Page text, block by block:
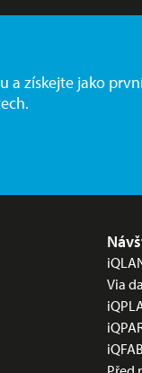
a získejte jako
Via